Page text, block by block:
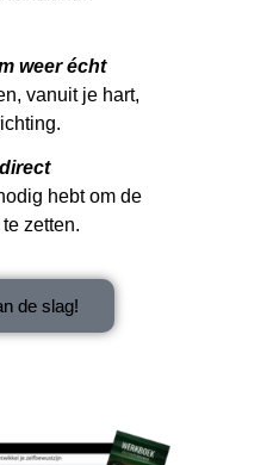
weer écht
vanuit je hart,
hebt om de
zetten.
de slag!